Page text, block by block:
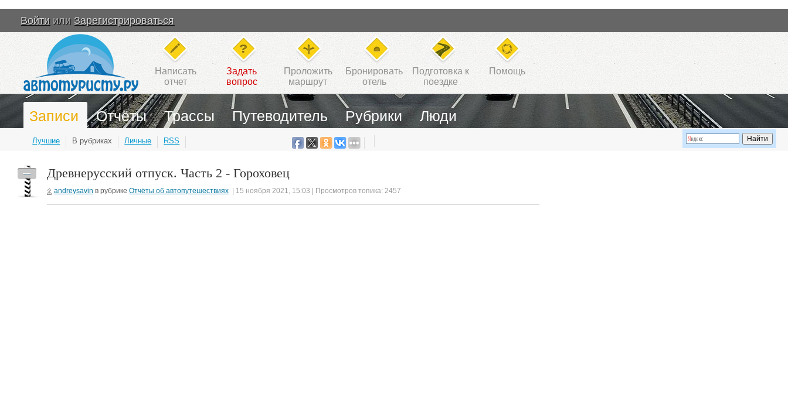
Войти или Зарегистрироваться
Написать
отчет
Задать
вопрос
Проложить
маршрут
Бронировать
отель
Подготовка к
поездке
Помощь
Записи
Лучшие В рубриках Личные RSS
Отчёты Трассы Путеводитель Рубрики Люди
Древнерусский отпуск. Часть 2 - Гороховец
andreysavin в рубрикеОтчёты об автопутешествиях | 15 ноября 2021, 15:03 | Просмотров топика: 2457
—